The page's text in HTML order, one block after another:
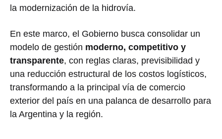
la modernización de la hidrovía.
En este marco, el Gobierno busca consolidar un
modelo de gestión moderno, competitivo y
transparente, con reglas claras, previsibilidad y
una reducción estructural de los costos logísticos,
transformando a la principal vía de comercio
exterior del país en una palanca de desarrollo para
la Argentina y la región.